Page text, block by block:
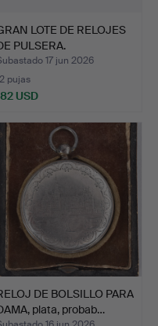
LOTE DE RELOJES
PULSERA.
17 jun 2026
pujas
USD
DE BOLSILLO PARA
plata, probab…